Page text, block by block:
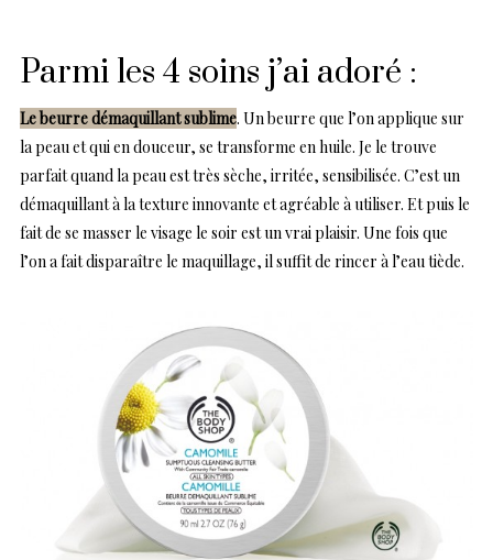
Parmi les 4 soins j’ai adoré :
Le beurre démaquillant sublime. Un beurre que l’on applique sur
la peau et qui en douceur, se transforme en huile. Je le trouve
parfait quand la peau est très sèche, irritée, sensibilisée. C’est un
démaquillant à la texture innovante et agréable à utiliser. Et puis le
fait de se masser le visage le soir est un vrai plaisir. Une fois que
l’on a fait disparaître le maquillage, il suffit de rincer à l’eau tiède.